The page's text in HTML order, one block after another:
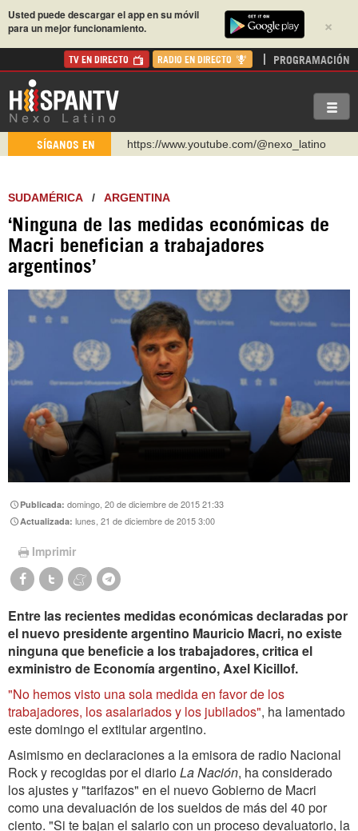
×
Usted puede descargar el app en su móvil
para un mejor funcionamiento.
TV EN DIRECTO RADIO EN DIRECTO PROGRAMACIÓN
SÍGANOS EN
https://www.youtube.com/@nexo_latino
https://t.me/hispantvcanal
https://urmedium.com/c/hispantv
WhatsApp y Viber: +98 921 79 29 404
https://www.facebook.com/Nexolatino.Canal
SUDAMÉRICA/ ARGENTINA
‘Ninguna de las medidas económicas de
Macri benefician a trabajadores
argentinos’
Publicada:domingo, 20 de diciembre de 2015 21:33
Actualizada:lunes, 21 de diciembre de 2015 3:00
Imprimir
Entre las recientes medidas económicas declaradas por
el nuevo presidente argentino Mauricio Macri, no existe
ninguna que beneficie a los trabajadores, critica el
exministro de Economía argentino, Axel Kicillof.
"No hemos visto una sola medida en favor de los
trabajadores, los asalariados y los jubilados", ha lamentado
este domingo el extitular argentino.
Asimismo en declaraciones a la emisora de radio Nacional
Rock y recogidas por el diarioLa Nación, ha considerado
los ajustes y "tarifazos" en el nuevo Gobierno de Macri
como una devaluación de los sueldos de más del 40 por
ciento. "Si te bajan el salario con un proceso devaluatorio, la